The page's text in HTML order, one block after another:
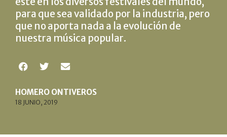
para que sea validado por la industria, pero
que no aporta nada a la evolución de
nuestra música popular.
HOMERO ONTIVEROS
18 JUNIO, 2019